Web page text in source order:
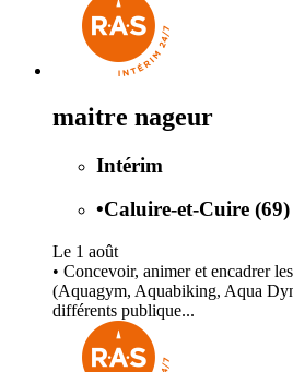
maitre nageur
Intérim
•Caluire-et-Cuire (69)
Le 1 août
• Concevoir, animer et encadrer
(Aquagym, Aquabiking, Aqua
différents publique...